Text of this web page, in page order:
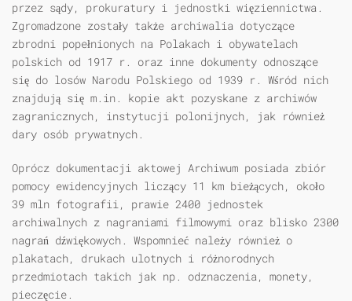
przez sądy, prokuratury i jednostki więziennictwa.
Zgromadzone zostały także archiwalia dotyczące
zbrodni popełnionych na Polakach i obywatelach
polskich od 1917 r. oraz inne dokumenty odnoszące
się do losów Narodu Polskiego od 1939 r. Wśród nich
znajdują się m.in. kopie akt pozyskane z archiwów
zagranicznych, instytucji polonijnych, jak również
dary osób prywatnych.
Oprócz dokumentacji aktowej Archiwum posiada zbiór
pomocy ewidencyjnych liczący 11 km bieżących, około
39 mln fotografii, prawie 2400 jednostek
archiwalnych z nagraniami filmowymi oraz blisko 2300
nagrań dźwiękowych. Wspomnieć należy również o
plakatach, drukach ulotnych i różnorodnych
przedmiotach takich jak np. odznaczenia, monety,
pieczęcie.